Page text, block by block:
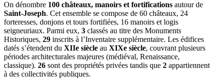
On dénombre 100 châteaux, manoirs et fortifications autour de
Saint-Joseph. Cet ensemble se compose de 60 châteaux, 24
forteresses, donjons et tours fortifiées, 16 manoirs et logis
seigneuriaux. Parmi eux, 3 classés au titre des Monuments
Historiques, 29 inscrits à l’Inventaire supplémentaire. Les édifices
datés s’étendent du XIIe siècle au XIXe siècle, couvrant plusieurs
périodes architecturales majeures (médiéval, Renaissance,
classique). 26 sont des propriétés privées tandis que 2 appartiennent
à des collectivités publiques.